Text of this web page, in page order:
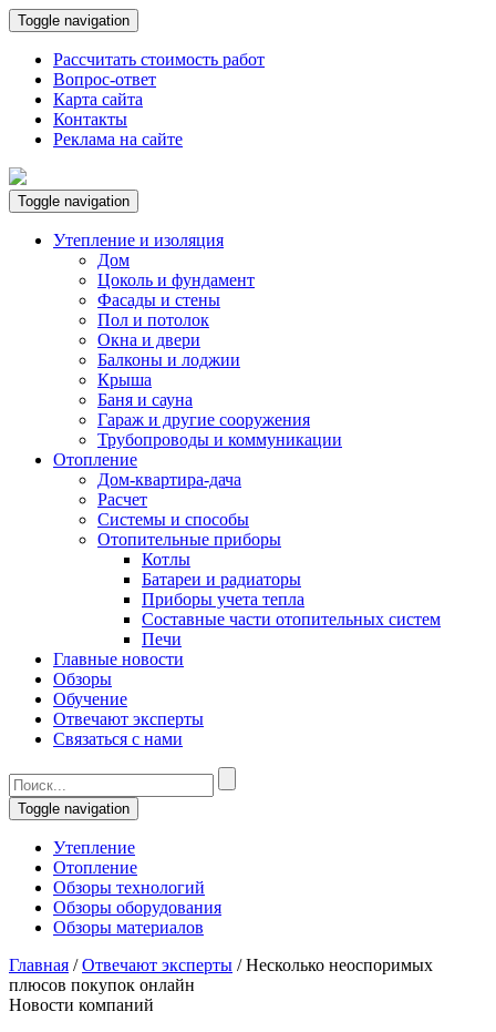
Toggle navigation
Рассчитать стоимость работ
Вопрос-ответ
Карта сайта
Контакты
Реклама на сайте
Toggle navigation
Утепление и изоляция
Дом
Цоколь и фундамент
Фасады и стены
Пол и потолок
Окна и двери
Балконы и лоджии
Крыша
Баня и сауна
Гараж и другие сооружения
Трубопроводы и коммуникации
Отопление
Дом-квартира-дача
Расчет
Системы и способы
Отопительные приборы
Котлы
Батареи и радиаторы
Приборы учета тепла
Составные части отопительных систем
Печи
Главные новости
Обзоры
Обучение
Отвечают эксперты
Связаться с нами
Toggle navigation
Утепление
Отопление
Обзоры технологий
Обзоры оборудования
Обзоры материалов
Главная /Отвечают эксперты /Несколько неоспоримых
плюсов покупок онлайн
Новости компаний